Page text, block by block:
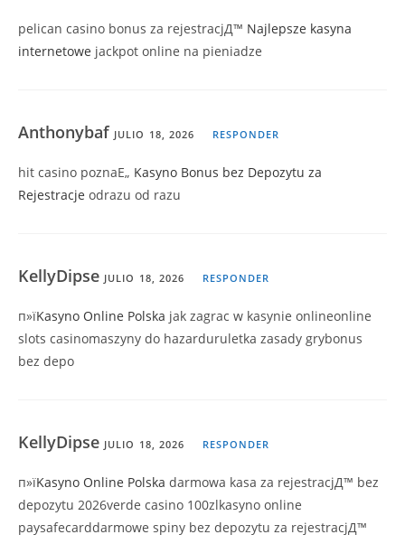
pelican casino bonus za rejestracjД™ Najlepsze kasyna
internetowe jackpot online na pieniadze
Anthonybaf JULIO 18, 2026 RESPONDER
hit casino poznaЕ„ Kasyno Bonus bez Depozytu za
Rejestracje odrazu od razu
KellyDipse JULIO 18, 2026 RESPONDER
п»їKasyno Online Polska jak zagrac w kasynie onlineonline
slots casinomaszyny do hazarduruletka zasady grybonus
bez depo
KellyDipse JULIO 18, 2026 RESPONDER
п»їKasyno Online Polska darmowa kasa za rejestracjД™ bez
depozytu 2026verde casino 100zlkasyno online
paysafecarddarmowe spiny bez depozytu za rejestracjД™